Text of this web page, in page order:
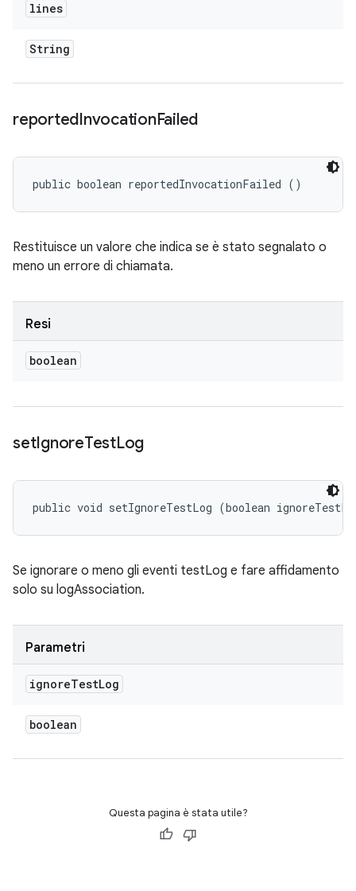
lines
String
reportedInvocationFailed
public boolean reportedInvocationFailed ()
Restituisce un valore che indica se è stato segnalato o
meno un errore di chiamata.
Resi
boolean
setIgnoreTestLog
public void setIgnoreTestLog (boolean
Se ignorare o meno gli eventi testLog e fare affidamento
solo su logAssociation.
Parametri
ignoreTestLog
boolean
Questa pagina è stata utile?